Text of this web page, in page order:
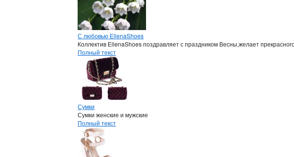
С любовью EllenaShoes
Коллектив EllenaShoes поздравляет с праздником Весны,желает
Полный текст
Сумки
Сумки женские и мужские
Полный текст